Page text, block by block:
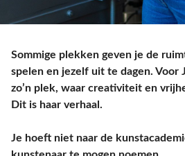
Sommige plekken geven je de
spelen en jezelf uit te dagen. Voor
zo’n plek, waar creativiteit en
Dit is haar verhaal.
Je hoeft niet naar de